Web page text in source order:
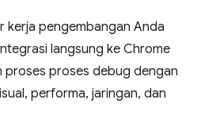
kerja pengembangan Anda
langsung ke Chrome
proses proses debug dengan
performa, jaringan, dan